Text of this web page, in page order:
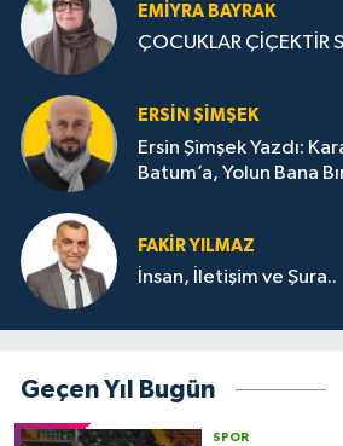
EMIYRA BAYRAK
ÇOCUKLAR ÇİÇEKTİR
ERSIN ŞIMŞEK
Ersin Şimşek Yazdı:
Batum’a, Yolun Bana
FAKIR YILMAZ
İnsan, İletişim ve Şura..
Geçen Yıl Bugün
SPOR